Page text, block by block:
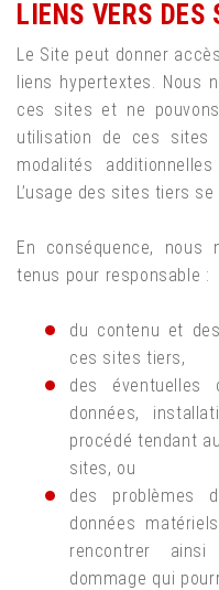
LIENS VERS
Le Site peut donner
liens hypertextes. Nous
ces sites et ne
utilisation de ces
modalités
L’usage des sites tiers
En conséquence,
tenus pour responsable :
du contenu et
ces sites tiers,
des éventuelles
données,
procédé tendant
sites, ou
des problèmes
données
rencontrer
dommage qui